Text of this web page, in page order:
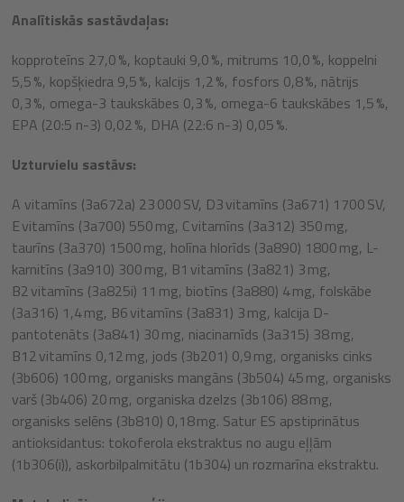
Analītiskās sastāvdaļas:
kopproteīns 27,0 %, koptauki 9,0 %, mitrums 10,0 %, koppelni
5,5 %, kopšķiedra 9,5 %, kalcijs 1,2 %, fosfors 0,8 %, nātrijs
0,3 %, omega-3 taukskābes 0,3 %, omega-6 taukskābes 1,5 %,
EPA (20:5 n-3) 0,02 %, DHA (22:6 n-3) 0,05 %.
Uzturvielu sastāvs:
A vitamīns (3a672a) 23 000 SV, D3 vitamīns (3a671) 1700 SV,
E vitamīns (3a700) 550 mg, C vitamīns (3a312) 350 mg,
taurīns (3a370) 1500 mg, holīna hlorīds (3a890) 1800 mg, L-
karnitīns (3a910) 300 mg, B1 vitamīns (3a821) 3 mg,
B2 vitamīns (3a825i) 11 mg, biotīns (3a880) 4 mg, folskābe
(3a316) 1,4 mg, B6 vitamīns (3a831) 3 mg, kalcija D-
pantotenāts (3a841) 30 mg, niacinamīds (3a315) 38 mg,
B12 vitamīns 0,12 mg, jods (3b201) 0,9 mg, organisks cinks
(3b606) 100 mg, organisks mangāns (3b504) 45 mg, organisks
varš (3b406) 20 mg, organiska dzelzs (3b106) 88 mg,
organisks selēns (3b810) 0,18 mg. Satur ES apstiprinātus
antioksidantus: tokoferola ekstraktus no augu eļļām
(1b306(i)), askorbilpalmitātu (1b304) un rozmarīna ekstraktu.